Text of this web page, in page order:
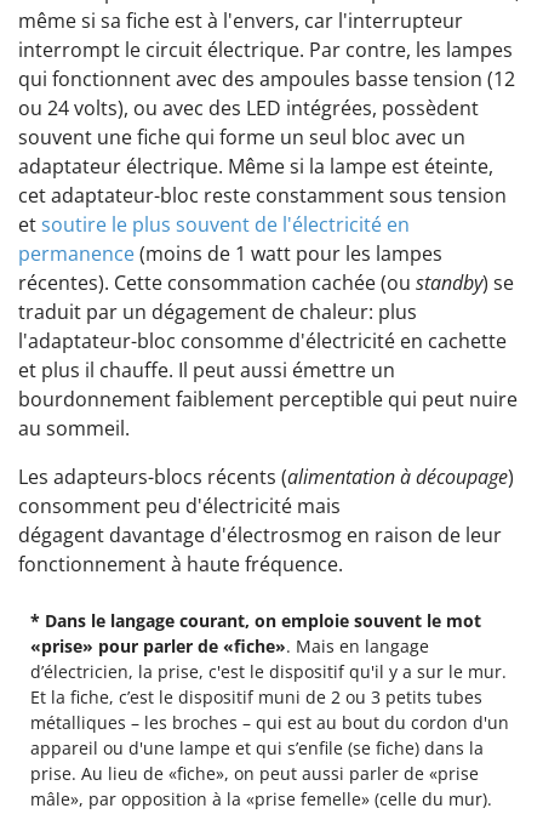
même si sa fiche est à l'envers, car l'interrupteur
interrompt le circuit électrique. Par contre, les lampes
qui fonctionnent avec des ampoules basse tension (12
ou 24 volts), ou avec des LED intégrées, possèdent
souvent une fiche qui forme un seul bloc avec un
adaptateur électrique. Même si la lampe est éteinte,
cet adaptateur-bloc reste constamment sous tension
etsoutire le plus souvent de l'électricité en
permanence(moins de 1 watt pour les lampes
récentes). Cette consommation cachée (ou standby) se
traduit par un dégagement de chaleur: plus
l'adaptateur-bloc consomme d'électricité en cachette
et plus il chauffe. Il peut aussi émettre un
bourdonnement faiblement perceptible qui peut nuire
au sommeil.
Les adapteurs-blocs récents (alimentation à découpage)
consomment peu d'électricité mais
dégagent davantage d'électrosmog en raison de leur
fonctionnement à haute fréquence.
* Dans le langage courant, on emploie souvent le mot
«prise» pour parler de «fiche». Mais en langage
d’électricien, la prise, c'est le dispositif qu'il y a sur le mur.
Et la fiche, c’est le dispositif muni de 2 ou 3 petits tubes
métalliques – les broches – qui est au bout du cordon d'un
appareil ou d'une lampe et qui s’enfile (se fiche) dans la
prise. Au lieu de «fiche», on peut aussi parler de «prise
mâle», par opposition à la «prise femelle» (celle du mur).